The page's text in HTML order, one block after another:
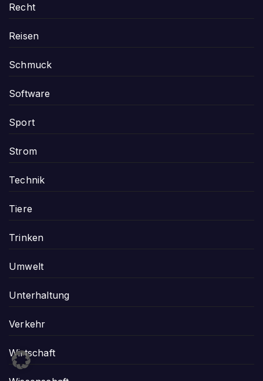
Recht
Reisen
Schmuck
Software
Sport
Strom
Technik
Tiere
Trinken
Umwelt
Unterhaltung
Verkehr
Wirtschaft